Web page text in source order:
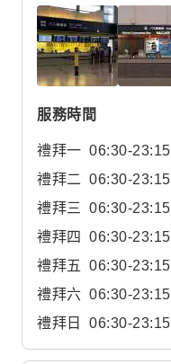
服務時間
禮拜一 06:30-23:15
禮拜二 06:30-23:15
禮拜三
06:30-23:15
禮拜四
06:30-23:15
禮拜五
06:30-23:15
禮拜六 06:30-23:15
禮拜日
06:30-23:15